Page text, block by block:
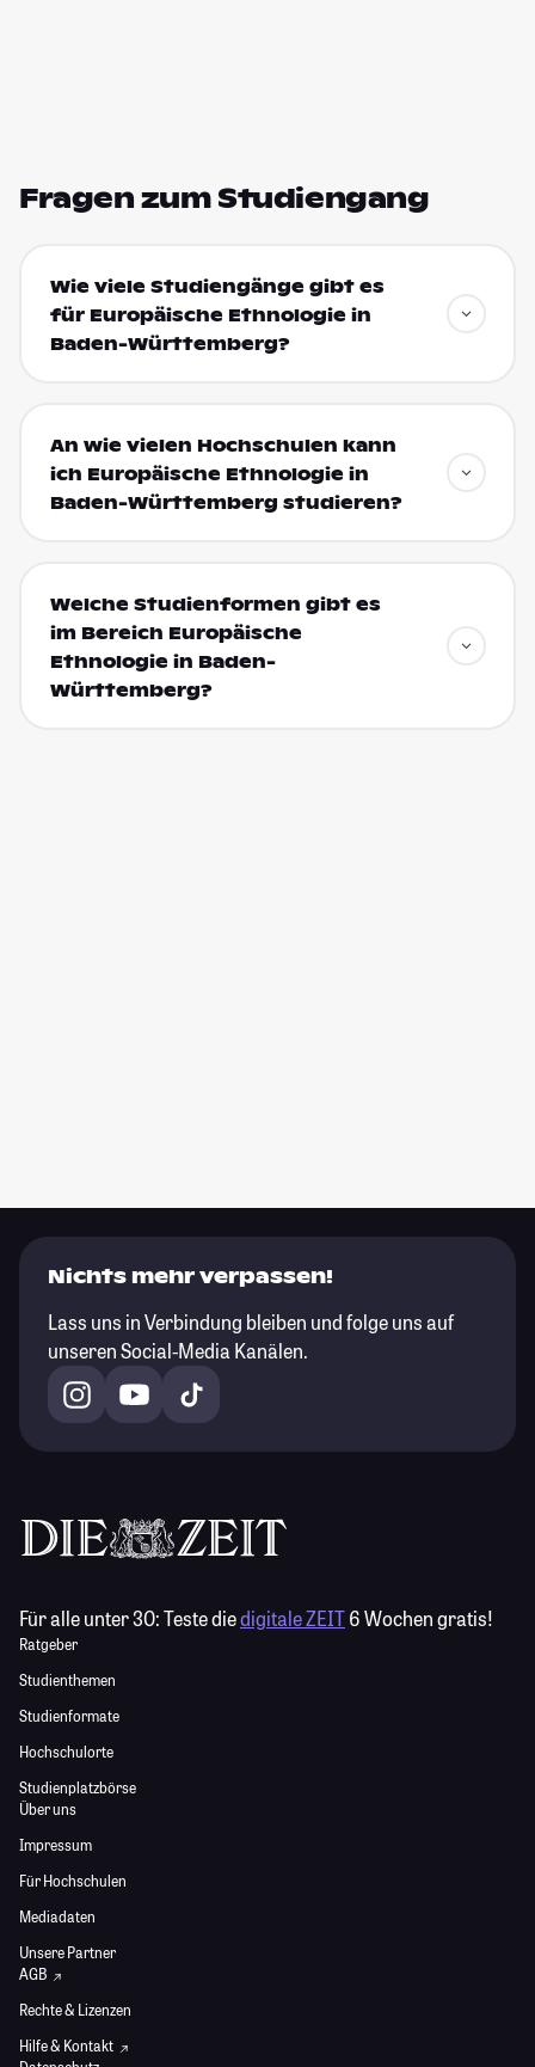
Fragen zum Studiengang
Wie viele Studiengänge gibt es
für Europäische Ethnologie in
Baden-Württemberg?
An wie vielen Hochschulen kann
ich Europäische Ethnologie in
Baden-Württemberg studieren?
Welche Studienformen gibt es
im Bereich Europäische
Ethnologie in Baden-
Württemberg?
Nichts mehr verpassen!
Lass uns in Verbindung bleiben und folge uns auf
unseren Social-Media Kanälen.
Für alle unter 30:Teste diedigitale ZEIT6 Wochen gratis!
Ratgeber
Studienthemen
Studienformate
Hochschulorte
Studienplatzbörse
Über uns
Impressum
Für Hochschulen
Mediadaten
Unsere Partner
AGB
Rechte & Lizenzen
Hilfe & Kontakt